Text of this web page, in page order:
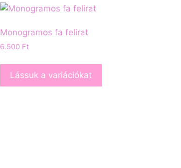
Monogramos fa felirat
6.500 Ft
Lássuk a variációkat